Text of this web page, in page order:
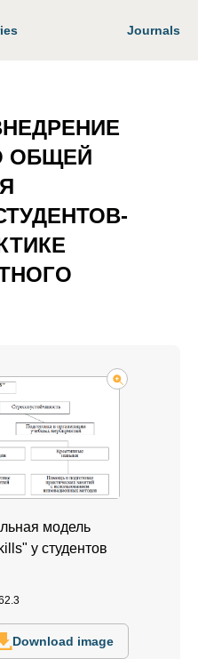
Journals
ОБЩЕЙ
модель
у студентов
Download image